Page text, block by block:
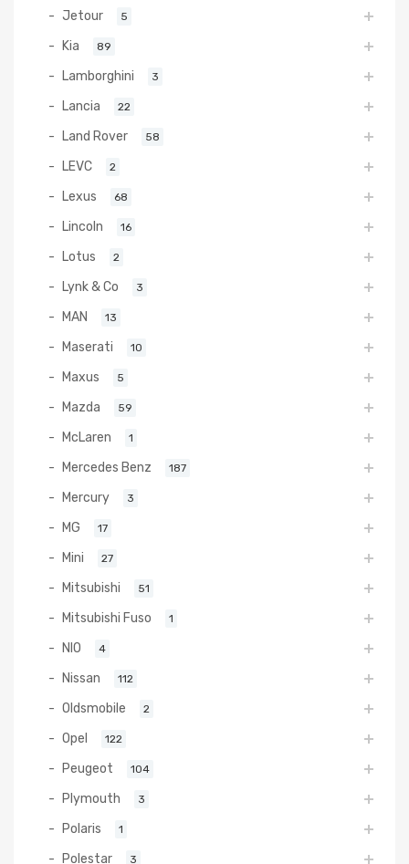
Jetour 5
Kia 89
Lamborghini 3
Lancia 22
Land Rover 58
LEVC 2
Lexus 68
Lincoln 16
Lotus 2
Lynk & Co 3
MAN 13
Maserati 10
Maxus 5
Mazda 59
McLaren 1
Mercedes Benz 187
Mercury 3
MG 17
Mini 27
Mitsubishi 51
Mitsubishi Fuso 1
NIO 4
Nissan 112
Oldsmobile 2
Opel 122
Peugeot 104
Plymouth 3
Polaris 1
Polestar 3